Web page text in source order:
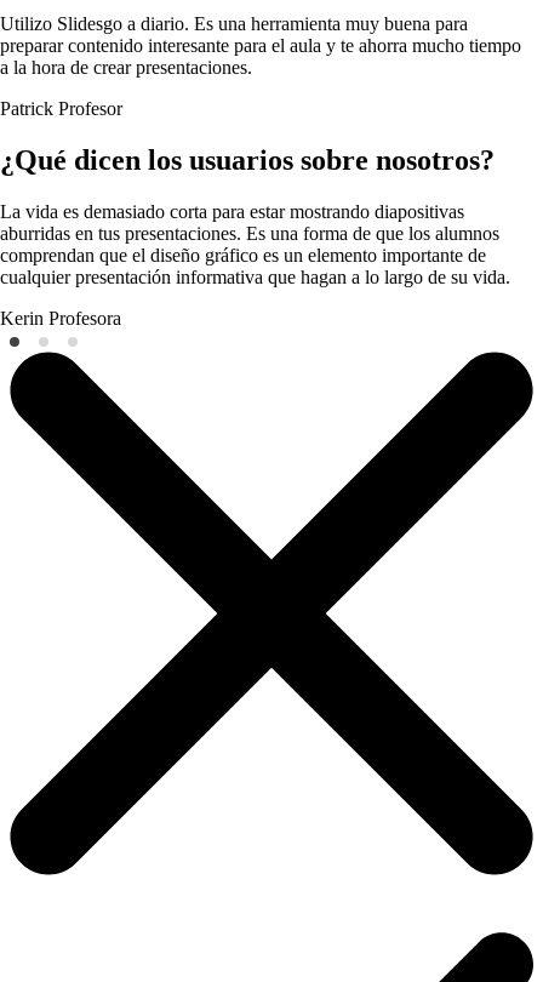
Utilizo Slidesgo a diario. Es una herramienta muy buena para
preparar contenido interesante para el aula y te ahorra mucho tiempo
a la hora de crear presentaciones.
Patrick Profesor
¿Qué dicen los usuarios sobre nosotros?
La vida es demasiado corta para estar mostrando diapositivas
aburridas en tus presentaciones. Es una forma de que los alumnos
comprendan que el diseño gráfico es un elemento importante de
cualquier presentación informativa que hagan a lo largo de su vida.
Kerin Profesora